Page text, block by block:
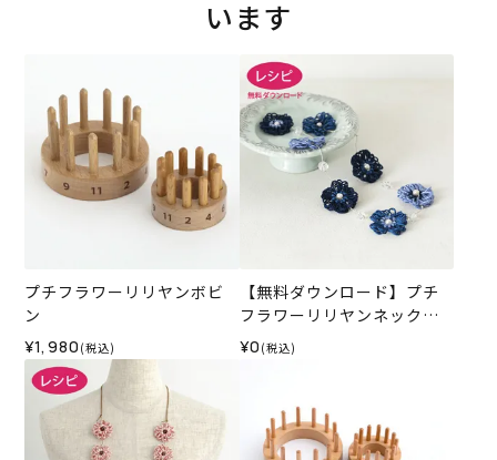
います
プチフラワーリリヤンボビ
ン
¥1,980 (税込)
【無料ダウンロード】プチ
フラワーリリヤンネックレ
ス（レシピ）
¥0 (税込)